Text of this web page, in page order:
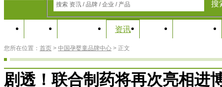
搜索 资讯 / 品牌 / 企业 / 产品 搜
资讯
您所在位置： 首页 > 中国孕婴童品牌中心 > 正文
剧透！联合制药将再次亮相进